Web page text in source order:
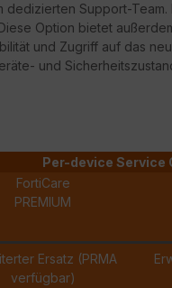
Support-
Option bietet
und Zugriff auf das
und
Per-device Service
FortiCare
PREMIUM
Ersatz (PRMA
verfügbar)